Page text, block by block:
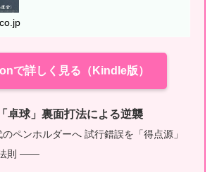
で詳しく見る（Kindle版）
卓球」裏面打法による逆襲
ペンホルダーへ 試行錯誤を「得点源」
法則 ——